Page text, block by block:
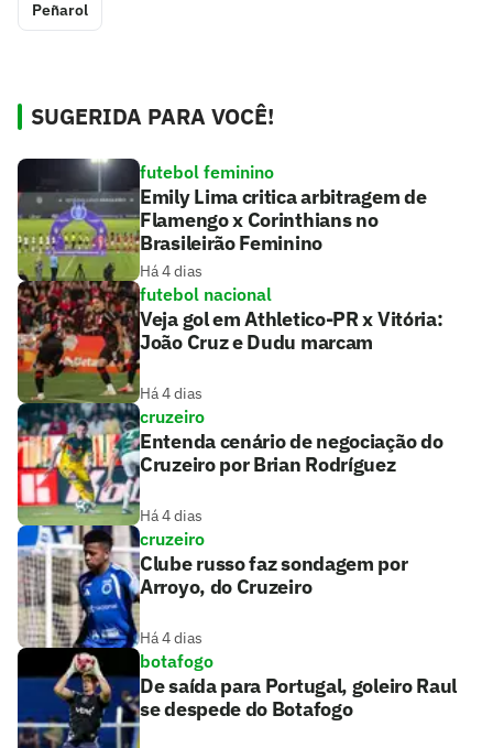
Peñarol
SUGERIDA PARA VOCÊ!
futebol feminino
Emily Lima critica arbitragem de
Flamengo x Corinthians no
Brasileirão Feminino
Há 4 dias
futebol nacional
Veja gol em Athletico-PR x Vitória:
João Cruz e Dudu marcam
Há 4 dias
cruzeiro
Entenda cenário de negociação do
Cruzeiro por Brian Rodríguez
Há 4 dias
cruzeiro
Clube russo faz sondagem por
Arroyo, do Cruzeiro
Há 4 dias
botafogo
De saída para Portugal, goleiro Raul
se despede do Botafogo